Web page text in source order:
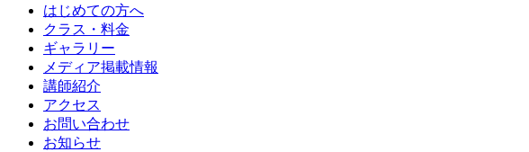
はじめての方へ
クラス・料金
ギャラリー
メディア掲載情報
講師紹介
アクセス
お問い合わせ
お知らせ